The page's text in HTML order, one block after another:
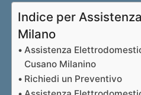
Indice per
Milano
Assistenza
Cusano Milanino
Richiedi un Preventivo